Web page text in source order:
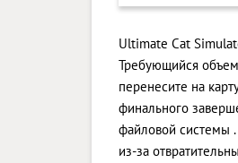
Ultimate Cat
Требующийся объем
перенесите на
финального
файловой системы .
из-за